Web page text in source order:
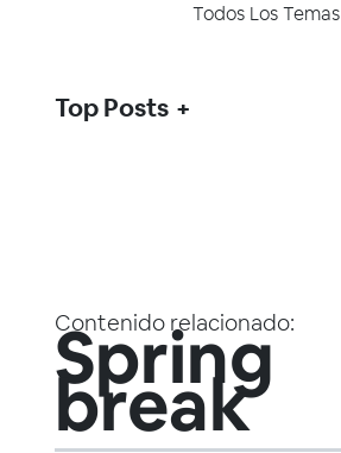
Contenido relacionado:
Spring
break
Todos Los Temas
Top Posts